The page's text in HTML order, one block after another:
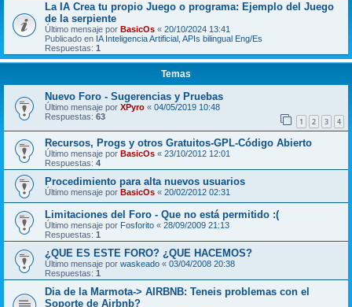
La IA Crea tu propio Juego o programa: Ejemplo del Juego
de la serpiente
Último mensaje por BasicOs « 20/10/2024 13:41
Publicado en IA Inteligencia Artificial, APIs bilingual Eng/Es
Respuestas: 1
Temas
Nuevo Foro - Sugerencias y Pruebas
Último mensaje por XPyro « 04/05/2019 10:48
Respuestas: 63 1 2 3 4
Recursos, Progs y otros Gratuitos-GPL-Código Abierto
Último mensaje por BasicOs « 23/10/2012 12:01
Respuestas: 4
Procedimiento para alta nuevos usuarios
Último mensaje por BasicOs « 20/02/2012 02:31
Limitaciones del Foro - Que no está permitido :(
Último mensaje por Fosforito « 28/09/2009 21:13
Respuestas: 1
¿QUE ES ESTE FORO? ¿QUE HACEMOS?
Último mensaje por waskeado « 03/04/2008 20:38
Respuestas: 1
Dia de la Marmota-> AIRBNB: Teneis problemas con el
Soporte de Airbnb?